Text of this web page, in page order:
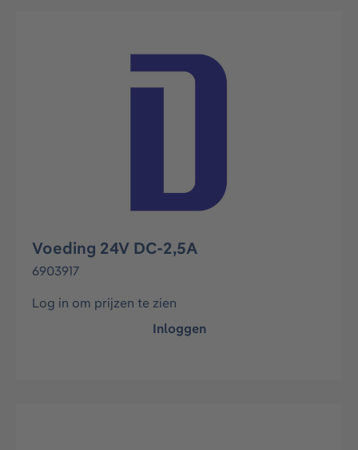
Afbeeldingengalerij overslaan
Voeding 24V DC-2,5A
6903917
Log in om prijzen te zien
Inloggen